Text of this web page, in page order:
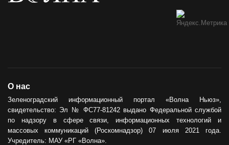
О нас
Зеленоградский информационный портал «Волна Ньюз»,
свидетельство: Эл № ФС77-81242 выдано Федеральной службой
по надзору в сфере связи, информационных технологий и
массовых коммуникаций (Роскомнадзор) 07 июля 2021 года.
Учредитель: МАУ «РГ «Волна».